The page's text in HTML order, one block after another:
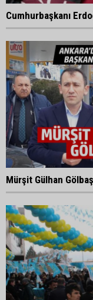
Cumhurbaşkanı
Mürşit Gülhan